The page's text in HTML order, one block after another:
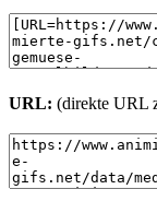
URL: (direkte URL